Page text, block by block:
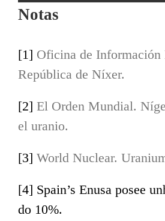
Notas
[1] Oficina de Información
República de Níxer.
[2] El Orden Mundial.
el uranio.
[3] World Nuclear.
[4] Spain’s Enusa posee
do 10%.
MENU
Documentos
Galego
CATEGORÍAS